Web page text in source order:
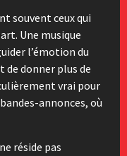
souvent ceux qui
Une musique
l’émotion du
de donner plus de
vrai pour
annonces, où
réside pas